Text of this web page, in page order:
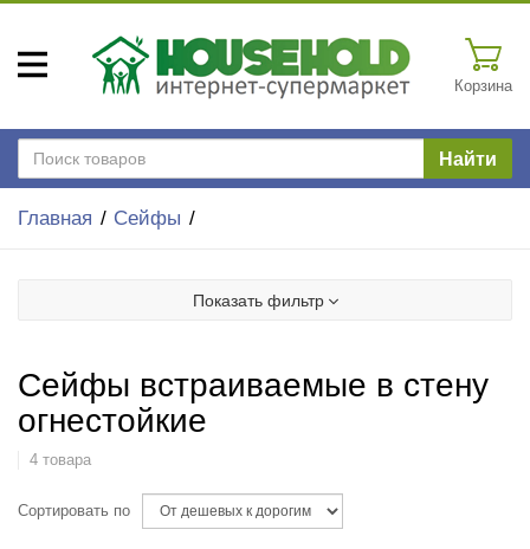
Корзина
Найти
Главная Сейфы
Показать фильтр
Сейфы встраиваемые в стену
огнестойкие
4 товара
Сортировать по